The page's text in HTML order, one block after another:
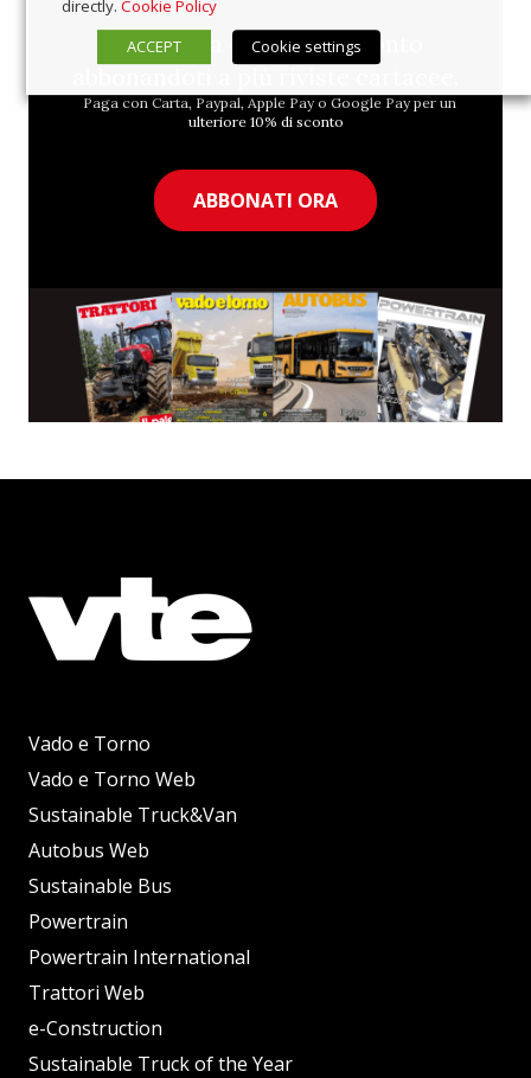
Approfitta del 10% di sconto
Paga con Carta, Paypal, Apple Pay o Google Pay per un
ulteriore 10% di sconto
ABBONATI ORA
Vado e Torno
Vado e Torno Web
Sustainable Truck&Van
Autobus Web
Sustainable Bus
Powertrain
Powertrain International
Trattori Web
e-Construction
Sustainable Truck of the Year
directly. Cookie Policy
ACCEPT
Cookie settings